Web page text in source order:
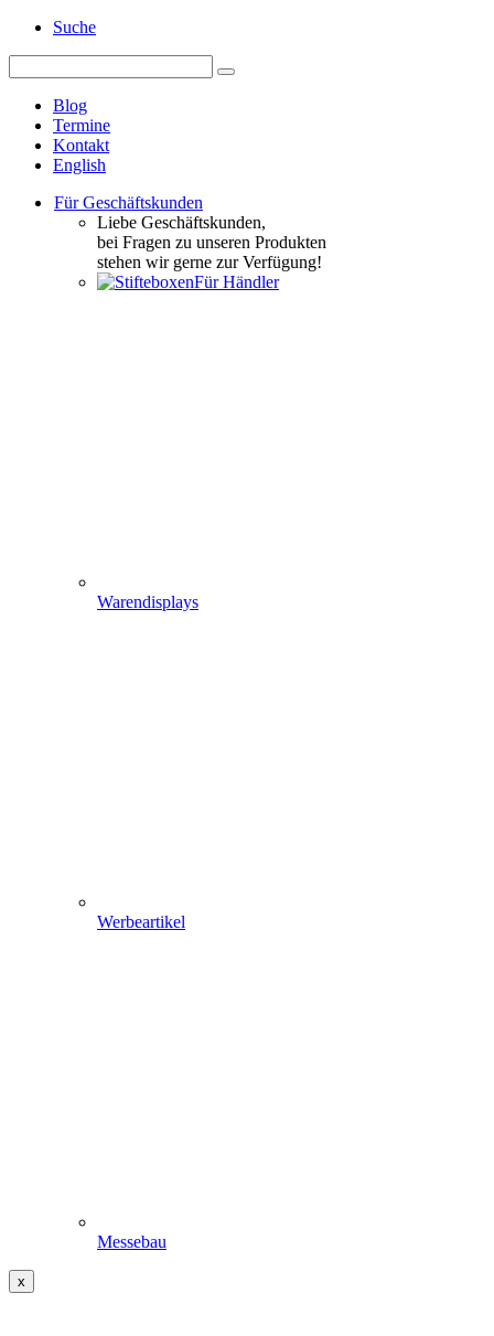
Suche
Blog
Termine
Kontakt
English
Für Geschäftskunden
Liebe Geschäftskunden,
bei Fragen zu unseren Produkten
stehen wir gerne zur Verfügung!
Für Händler
Warendisplays
Werbeartikel
Messebau
x